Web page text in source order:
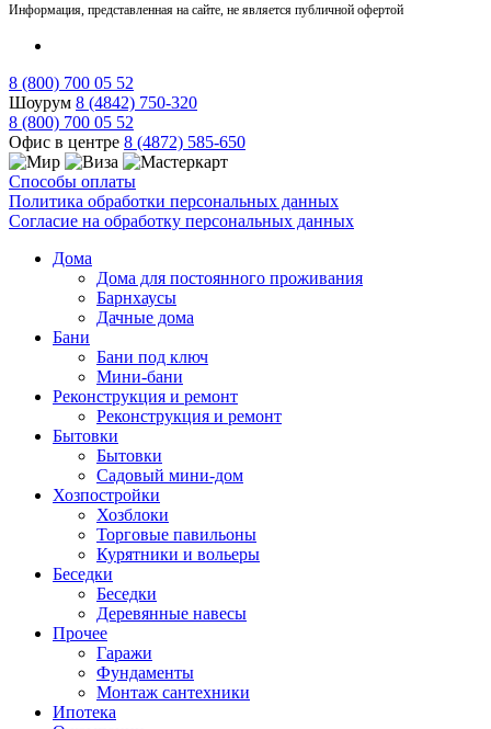
Информация, представленная на сайте, не является публичной офертой
8 (800) 700 05 52
Шоурум 8 (4842) 750-320
8 (800) 700 05 52
Офис в центре 8 (4872) 585-650
Способы оплаты
Политика обработки персональных данных
Согласие на обработку персональных данных
Дома
Дома для постоянного проживания
Барнхаусы
Дачные дома
Бани
Бани под ключ
Мини-бани
Реконструкция и ремонт
Реконструкция и ремонт
Бытовки
Бытовки
Садовый мини-дом
Хозпостройки
Хозблоки
Торговые павильоны
Курятники и вольеры
Беседки
Беседки
Деревянные навесы
Прочее
Гаражи
Фундаменты
Монтаж сантехники
Ипотека